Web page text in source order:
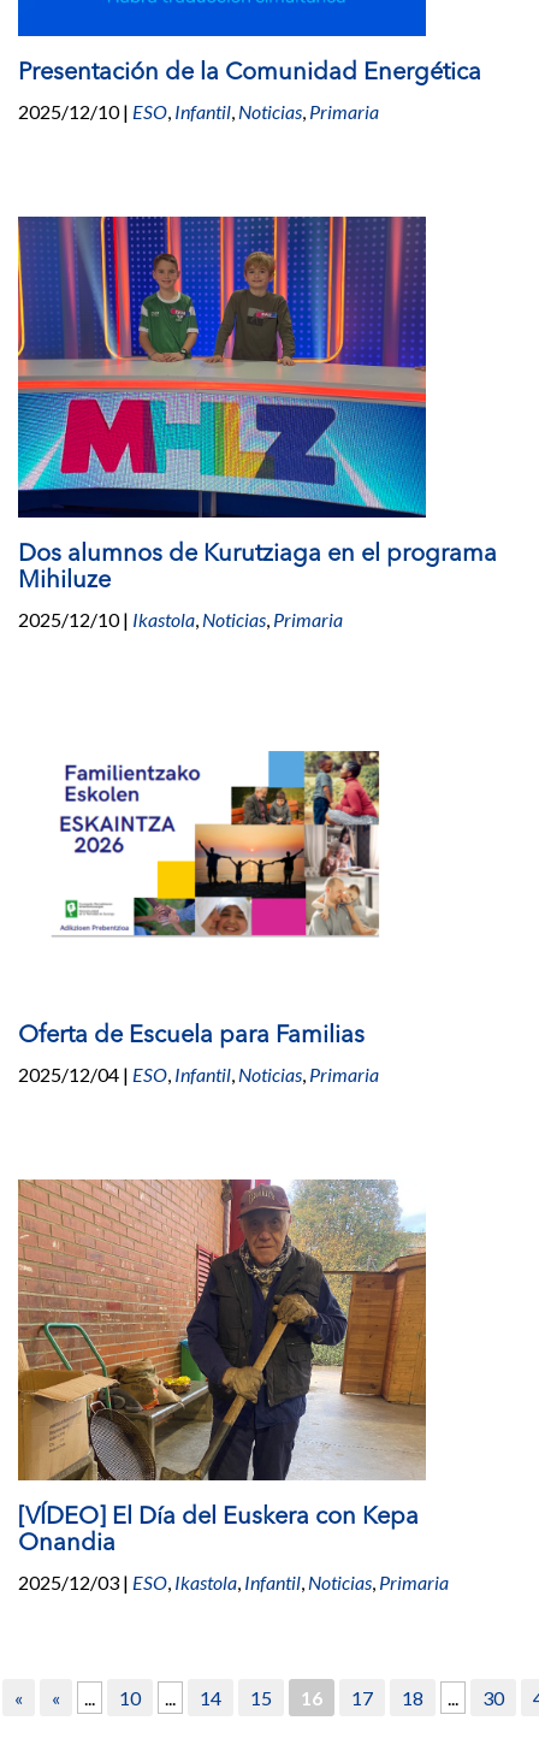
Presentación de la Comunidad Energética
2025/12/10| ESO, Infantil, Noticias, Primaria
Dos alumnos de Kurutziaga en el programa
Mihiluze
2025/12/10| Ikastola, Noticias, Primaria
Oferta de Escuela para Familias
2025/12/04 | ESO, Infantil, Noticias, Primaria
[VÍDEO] El Día del Euskera con Kepa
Onandia
2025/12/03 | ESO Ikastola Infantil Noticias Primaria
« « 10 14 15 16 17 18 30